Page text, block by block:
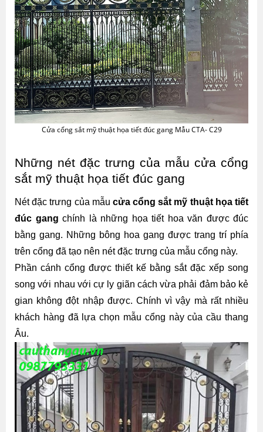
Cửa cổng sắt mỹ thuật họa tiết đúc gang Mẫu CTA- C29
Những nét đặc trưng của mẫu cửa cổng
sắt mỹ thuật họa tiết đúc gang
Nét đặc trưng của mẫu cửa cổng sắt mỹ thuật họa tiết
đúc gang chính là những họa tiết hoa văn được đúc
bằng gang. Những bông hoa gang được trang trí phía
trên cổng đã tạo nên nét đặc trưng của mẫu cổng này.
Phần cánh cổng được thiết kế bằng sắt đặc xếp song
song với nhau với cự ly giãn cách vừa phải đảm bảo kẻ
gian không đột nhập được. Chính vì vậy mà rất nhiều
khách hàng đã lựa chọn mẫu cổng này của cầu thang
Âu.